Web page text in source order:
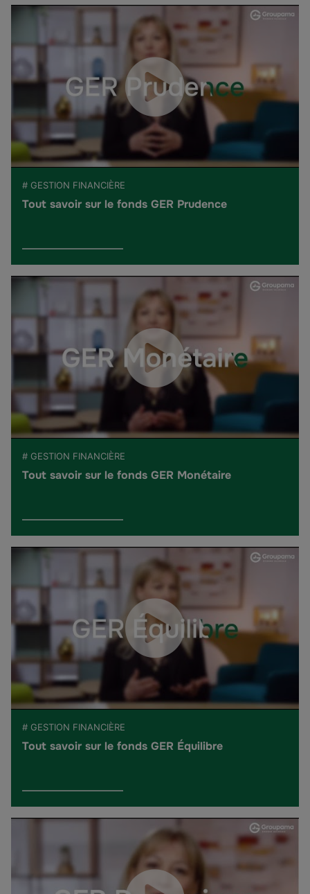
# GESTION FINANCIÈRE
Tout savoir sur le fonds GER Prudence
# GESTION FINANCIÈRE
Tout savoir sur le fonds GER Monétaire
# GESTION FINANCIÈRE
Tout savoir sur le fonds GER Équilibre